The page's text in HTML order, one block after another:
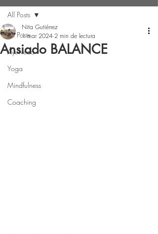
All Posts
Ayurveda
Yoga
Mindfulness
Coaching
All Posts
Ansiado BALANCE
Nita Gutiérrez
1 mar 2024 2 min de lectura